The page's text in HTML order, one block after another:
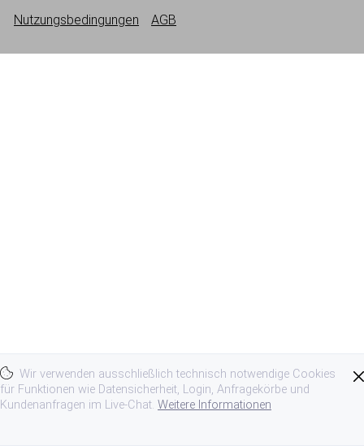
Wir verwenden ausschließlich technisch notwendige Cookies
für Funktionen wie Datensicherheit, Login, Anfragekörbe und
Kundenanfragen im Live-Chat. Weitere Informationen
Nutzungsbedingungen
AGB